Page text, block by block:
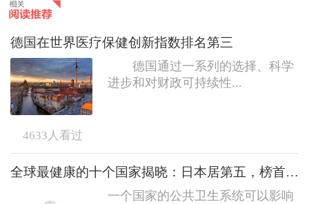
德国在世界医疗保健创新指数排名第三
德国通过一系列的选择、科学
进步和对财政可持续性...
4633 人看过
全球最健康的十个国家揭晓：日本居第五，榜首实至名归！
一个国家的公共卫生系统可以影响